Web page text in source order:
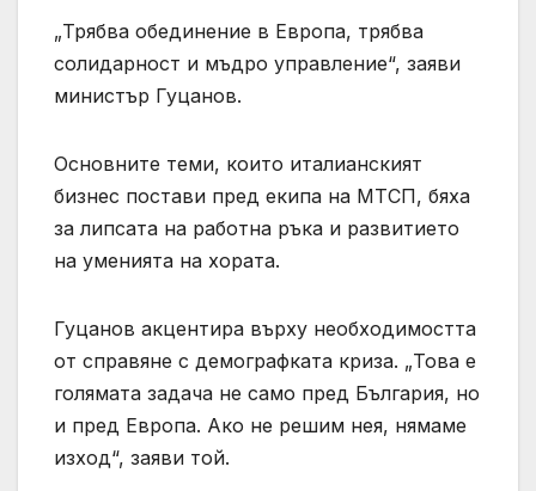
„Трябва обединение в Европа, трябва
солидарност и мъдро управление“, заяви
министър Гуцанов.
Основните теми, които италианският
бизнес постави пред екипа на МТСП, бяха
за липсата на работна ръка и развитието
на уменията на хората.
Гуцанов акцентира върху необходимостта
от справяне с демографката криза. „Това е
голямата задача не само пред България, но
и пред Европа. Ако не решим нея, нямаме
изход“, заяви той.